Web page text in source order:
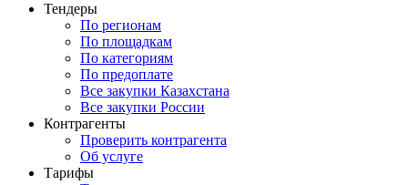
Тендеры
По регионам
По площадкам
По категориям
По предоплате
Все закупки Казахстана
Все закупки России
Контрагенты
Проверить контрагента
Об услуге
Тарифы